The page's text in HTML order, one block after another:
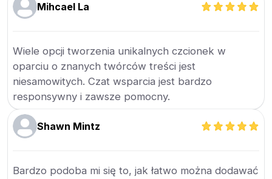
Mihcael La
Wiele opcji tworzenia unikalnych czcionek w
oparciu o znanych twórców treści jest
niesamowitych. Czat wsparcia jest bardzo
responsywny i zawsze pomocny.
Shawn Mintz
Bardzo podoba mi się to, jak łatwo można dodawać